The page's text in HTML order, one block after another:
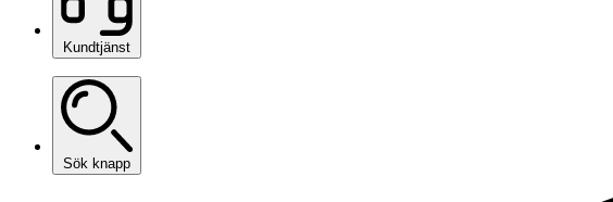
Kundtjänst
Sök knapp